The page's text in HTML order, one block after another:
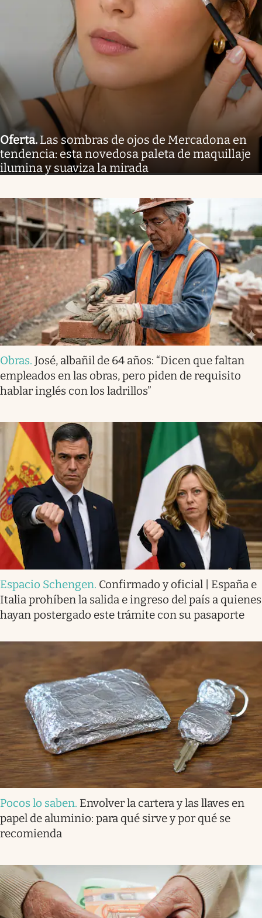
Oferta. Las sombras de ojos de Mercadona en
tendencia: esta novedosa paleta de maquillaje
ilumina y suaviza la mirada
Obras. José, albañil de 64 años: “Dicen que faltan
empleados en las obras, pero piden de requisito
hablar inglés con los ladrillos”
Espacio Schengen. Confirmado y oficial | España e
Italia prohíben la salida e ingreso del país a quienes
hayan postergado este trámite con su pasaporte
Pocos lo saben. Envolver la cartera y las llaves en
papel de aluminio: para qué sirve y por qué se
recomienda